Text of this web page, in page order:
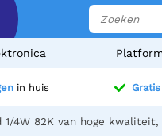
in huis
1/4W 82K van hoge